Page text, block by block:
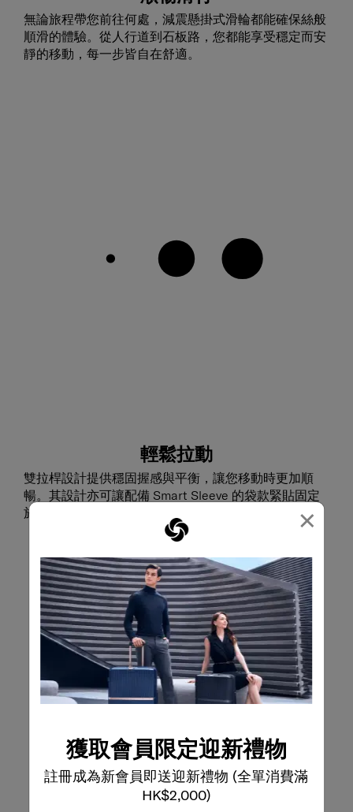
×
獲取會員限定迎新禮物
註冊成為新會員即送迎新禮物 (全單消費滿
HK$2,000)
無論旅程帶您前往何處，減震懸掛式滑輪都能確保絲般
順滑的體驗。從人行道到石板路，您都能享受穩定而安
靜的移動，每一步皆自在舒適。
輕鬆拉動
雙拉桿設計提供穩固握感與平衡，讓您移動時更加順
暢。其設計亦可讓配備 Smart Sleeve 的袋款緊貼固定
於拉桿上，令行李移動更穩定。